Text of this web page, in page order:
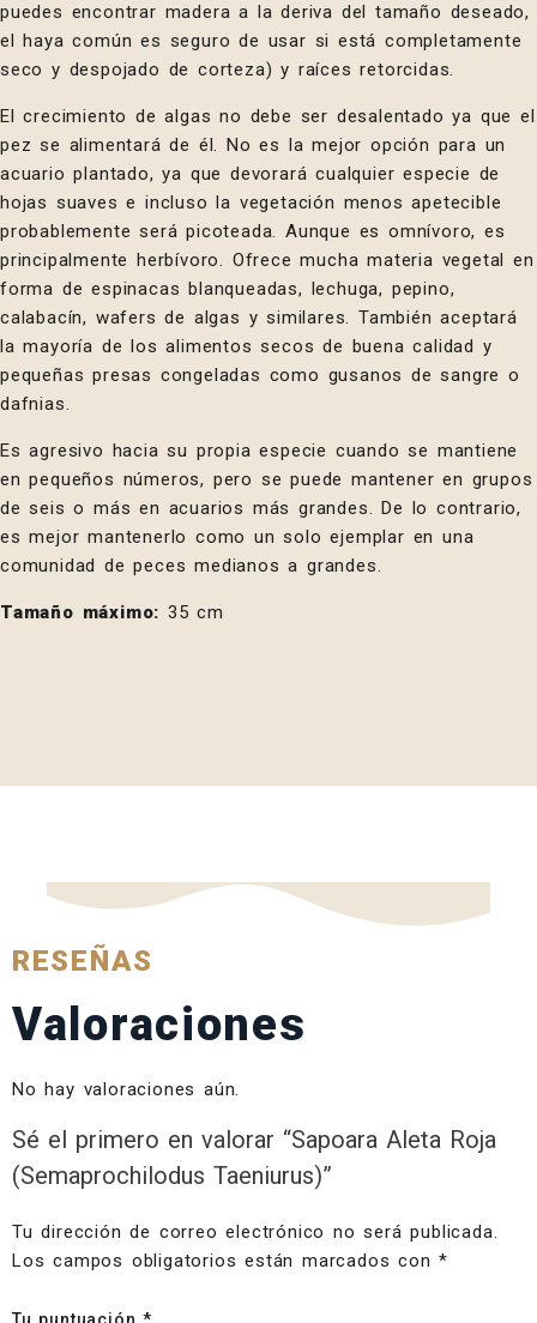
puedes encontrar madera a la deriva del tamaño deseado,
el haya común es seguro de usar si está completamente
seco y despojado de corteza) y raíces retorcidas.
El crecimiento de algas no debe ser desalentado ya que el
pez se alimentará de él. No es la mejor opción para un
acuario plantado, ya que devorará cualquier especie de
hojas suaves e incluso la vegetación menos apetecible
probablemente será picoteada. Aunque es omnívoro, es
principalmente herbívoro. Ofrece mucha materia vegetal en
forma de espinacas blanqueadas, lechuga, pepino,
calabacín, wafers de algas y similares. También aceptará
la mayoría de los alimentos secos de buena calidad y
pequeñas presas congeladas como gusanos de sangre o
dafnias.
Es agresivo hacia su propia especie cuando se mantiene
en pequeños números, pero se puede mantener en grupos
de seis o más en acuarios más grandes. De lo contrario,
es mejor mantenerlo como un solo ejemplar en una
comunidad de peces medianos a grandes.
Tamaño máximo: 35 cm
RESEÑAS
Valoraciones
No hay valoraciones aún.
Sé el primero en valorar “Sapoara Aleta Roja
(Semaprochilodus Taeniurus)”
Tu dirección de correo electrónico no será publicada.
Los campos obligatorios están marcados con*